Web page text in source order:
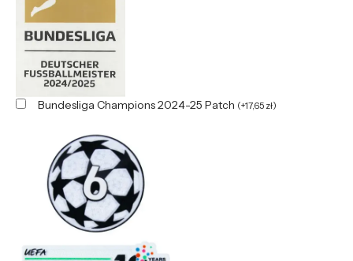
Bundesliga Champions 2024-25 Patch (+17,65 zł)